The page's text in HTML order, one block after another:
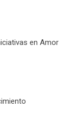
en Amor